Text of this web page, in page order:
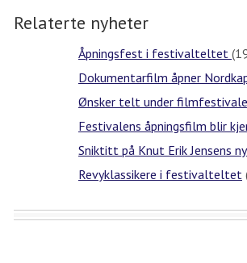
Relaterte nyheter
Åpningsfest i festivalteltet
Dokumentarfilm åpner
Ønsker telt under
Festivalens åpningsfilm blir
Sniktitt på Knut Erik Jensens
Revyklassikere i festivalteltet